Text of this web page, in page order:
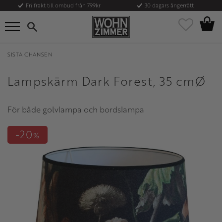
Meny
Fri frakt till ombud från 799kr 30 dagars ångerrätt
Favoriter
SISTA CHANSEN
Lampskärm Dark Forest, 35 cmØ
För både golvlampa och bordslampa
20%